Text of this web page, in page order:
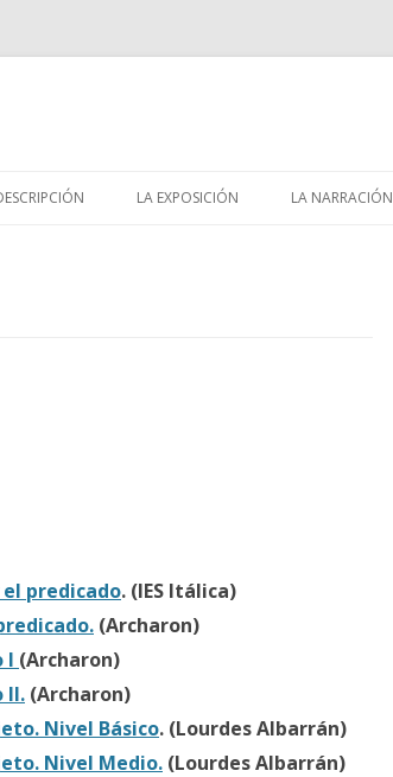
to
LA EXPOSICIÓN LA NARRACIÓN
predicado. (IES Itálica)
(Archaron)
I (Archaron)
II. (Archaron)
Nivel Básico. (Lourdes Albarrán)
Nivel Medio. (Lourdes Albarrán)